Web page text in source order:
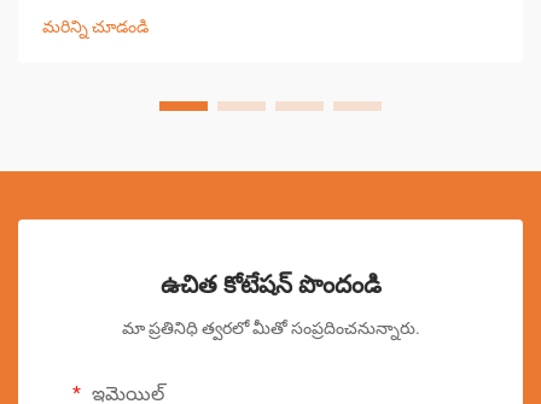
పిలుస్తారు, ఇది ఒక గ్రౌ...
మరిన్ని చూడండి
ఉచిత కోటేషన్ పొందండి
మా ప్రతినిధి త్వరలో మీతో సంప్రదించనున్నారు.
ఇమెయిల్